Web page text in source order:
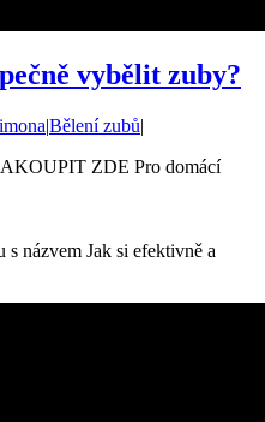
vybělit zuby?
|Bělení zubů|
ZDE Pro domácí
s názvem Jak si efektivně a